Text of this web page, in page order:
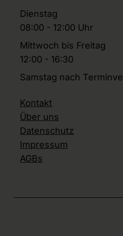
Dienstag
08:00 - 12:00 Uhr
Mittwoch bis Freitag
12:00 - 16:30
Samstag nach
Kontakt
Über uns
Datenschutz
Impressum
AGBs